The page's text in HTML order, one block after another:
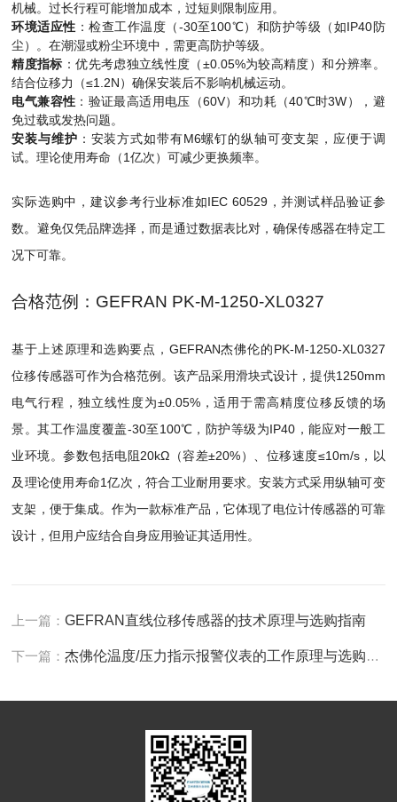
机械。过长行程可能增加成本，过短则限制应用。
环境适应性 ：检查工作温度（-30至100℃）和防护等级（如IP40防
尘）。在潮湿或粉尘环境中，需更高防护等级。
精度指标 ：优先考虑独立线性度（±0.05%为较高精度）和分辨率。
结合位移力（≤1.2N）确保安装后不影响机械运动。
电气兼容性 ：验证最高适用电压（60V）和功耗（40℃时3W），避
免过载或发热问题。
安装与维护 ：安装方式如带有M6螺钉的纵轴可变支架，应便于调
试。理论使用寿命（1亿次）可减少更换频率。
实际选购中，建议参考行业标准如IEC 60529，并测试样品验证参
数。避免仅凭品牌选择，而是通过数据表比对，确保传感器在特定工
况下可靠。
合格范例：GEFRAN PK-M-1250-XL0327
基于上述原理和选购要点，GEFRAN杰佛伦的PK-M-1250-XL0327
位移传感器可作为合格范例。该产品采用滑块式设计，提供1250mm
电气行程，独立线性度为±0.05%，适用于需高精度位移反馈的场
景。其工作温度覆盖-30至100℃，防护等级为IP40，能应对一般工
业环境。参数包括电阻20kΩ（容差±20%）、位移速度≤10m/s，以
及理论使用寿命1亿次，符合工业耐用要求。安装方式采用纵轴可变
支架，便于集成。作为一款标准产品，它体现了电位计传感器的可靠
设计，但用户应结合自身应用验证其适用性。
上一篇：GEFRAN直线位移传感器的技术原理与选购指南
下一篇：杰佛伦温度/压力指示报警仪表的工作原理与选购指南